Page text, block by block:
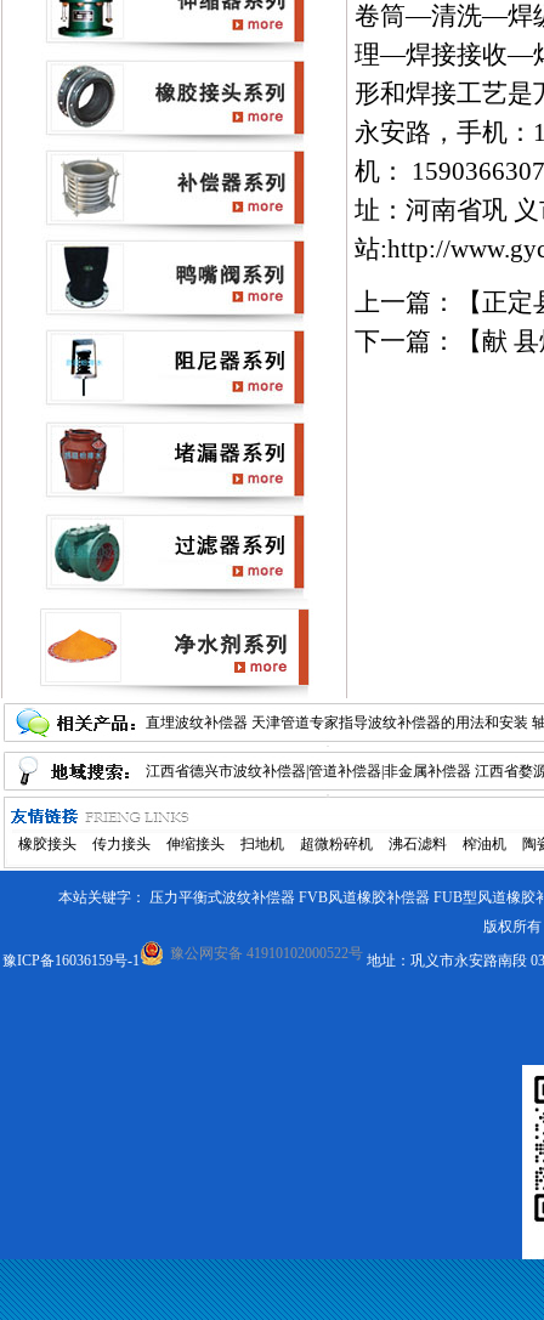
卷筒—清洗—焊
理—焊接接收—
形和焊接工艺是
永安路，手机：
机：
址：河南省巩
站:http://
上一篇：【正定
下一篇：【献
直埋波纹补偿器 天津管道专家指导波纹补偿器的用法和安装
器的选型 万向铰链横向波纹补偿器 供热管道用波纹管补偿器
江西省德兴市波纹补偿器|管道补偿器|非金属补偿器 江西省婺
西省鄱阳县波纹补偿器|管道补偿器|非金属补偿器
波纹补偿器|管道补偿器|非金属补偿器 江西省铅山县波纹补偿
橡胶接头 传力接头 伸缩接头 扫地机 超微粉碎机 沸石滤料 榨油机 陶
本站关键字： 压力平衡式波纹补偿器 FVB风道橡胶补偿器 FUB型风道橡胶
版权所有
豫ICP备16036159号-1
豫公网安备 41910102000522号 地址：巩义市永安路南段